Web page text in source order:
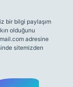
bir bilgi paylaşım
olduğunu
adresine
sitemizden